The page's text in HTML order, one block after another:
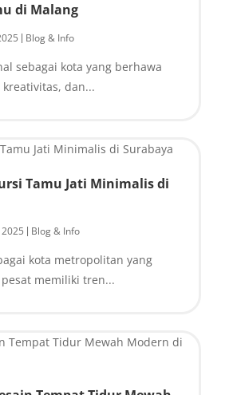
di Malang
Blog & Info
sebagai kota yang berhawa
dan...
Tamu Jati Minimalis di
Blog & Info
kota metropolitan yang
memiliki tren...